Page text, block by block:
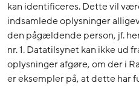
kan identificeres. Dette vil
indsamlede oplysninger
den pågældende person, jf.
nr. 1. Datatilsynet kan ikke ud
oplysninger afgøre, om der i
er eksempler på, at dette har